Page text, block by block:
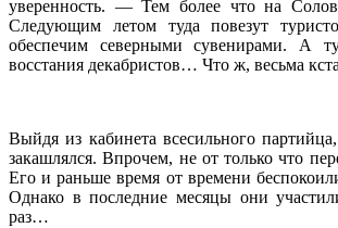
уверенность. — Тем более что на
Следующим летом туда повезут
обеспечим северными сувенирами. А
восстания декабристов… Что ж, весьма
Выйдя из кабинета всесильного
закашлялся. Впрочем, не от только что
Его и раньше время от времени
Однако в последние месяцы они
раз…